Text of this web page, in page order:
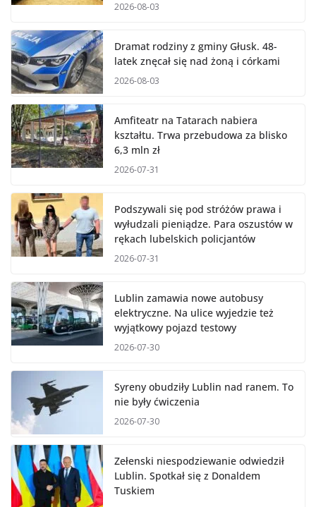
2026-08-03
Dramat rodziny z gminy Głusk. 48-
latek znęcał się nad żoną i córkami
2026-08-03
Amfiteatr na Tatarach nabiera
kształtu. Trwa przebudowa za blisko
6,3 mln zł
2026-07-31
Podszywali się pod stróżów prawa i
wyłudzali pieniądze. Para oszustów w
rękach lubelskich policjantów
2026-07-31
Lublin zamawia nowe autobusy
elektryczne. Na ulice wyjedzie też
wyjątkowy pojazd testowy
2026-07-30
Syreny obudziły Lublin nad ranem. To
nie były ćwiczenia
2026-07-30
Zełenski niespodziewanie odwiedził
Lublin. Spotkał się z Donaldem
Tuskiem